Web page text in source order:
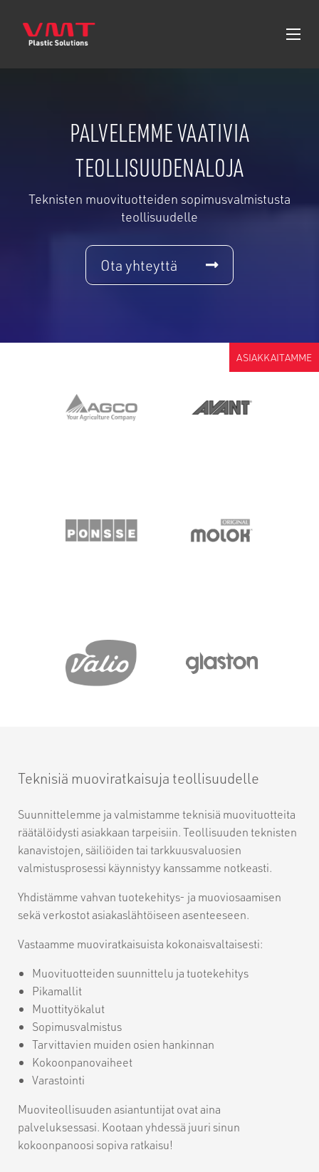
PALVELEMME VAATIVIA
TEOLLISUUDENALOJA
Teknisten muovituotteiden sopimusvalmistusta
teollisuudelle
Ota yhteyttä
ASIAKKAITAMME
Teknisiä muoviratkaisuja teollisuudelle
Suunnittelemme ja valmistamme teknisiä muovituotteita
räätälöidysti asiakkaan tarpeisiin. Teollisuuden teknisten
kanavistojen, säiliöiden tai tarkkuusvaluosien
valmistusprosessi käynnistyy kanssamme notkeasti.
Yhdistämme vahvan tuotekehitys- ja muoviosaamisen
sekä verkostot asiakaslähtöiseen asenteeseen.
Vastaamme muoviratkaisuista kokonaisvaltaisesti:
Muovituotteiden suunnittelu ja tuotekehitys
Pikamallit
Muottityökalut
Sopimusvalmistus
Tarvittavien muiden osien hankinnan
Kokoonpanovaiheet
Varastointi
Muoviteollisuuden asiantuntijat ovat aina
palveluksessasi. Kootaan yhdessä juuri sinun
kokoonpanoosi sopiva ratkaisu!